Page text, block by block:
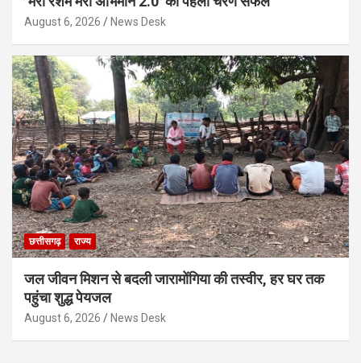
August 6, 2026 News Desk
छत्तीसगढ़ राज्य
जल जीवन मिशन से बदली जारामोंगिया की तस्वीर, हर घर तक
पहुंचा शुद्ध पेयजल
August 6, 2026 News Desk